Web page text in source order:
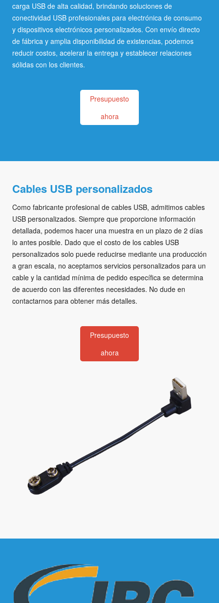
carga USB de alta calidad, brindando soluciones de
conectividad USB profesionales para electrónica de consumo
y dispositivos electrónicos personalizados. Con envío directo
de fábrica y amplia disponibilidad de existencias, podemos
reducir costos, acelerar la entrega y establecer relaciones
sólidas con los clientes.
Presupuesto
ahora
Cables USB personalizados
Como fabricante profesional de cables USB, admitimos cables
USB personalizados. Siempre que proporcione información
detallada, podemos hacer una muestra en un plazo de 2 días
lo antes posible. Dado que el costo de los cables USB
personalizados solo puede reducirse mediante una producción
a gran escala, no aceptamos servicios personalizados para un
cable y la cantidad mínima de pedido específica se determina
de acuerdo con las diferentes necesidades. No dude en
contactarnos para obtener más detalles.
Presupuesto
ahora